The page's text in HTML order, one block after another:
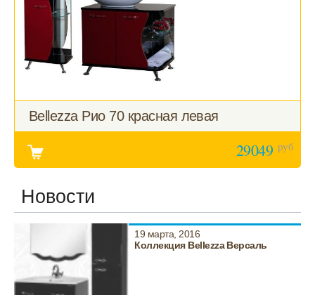
Bellezza Рио 70 красная левая
29049 руб
Новости
19 марта, 2016
Коллекция Bellezza Версаль